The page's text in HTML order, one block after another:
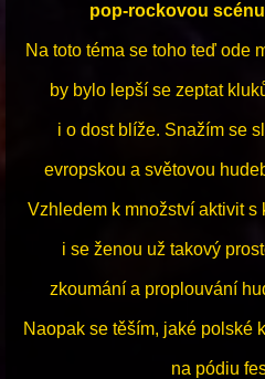
pop-rockovou
Na toto téma se toho teď ode
by bylo lepší se zeptat
i o dost blíže. Snažím se
evropskou a světovou
Vzhledem k množství aktivit
i se ženou už takový
zkoumání a proplouvání
Naopak se těším, jaké polské
na pódiu